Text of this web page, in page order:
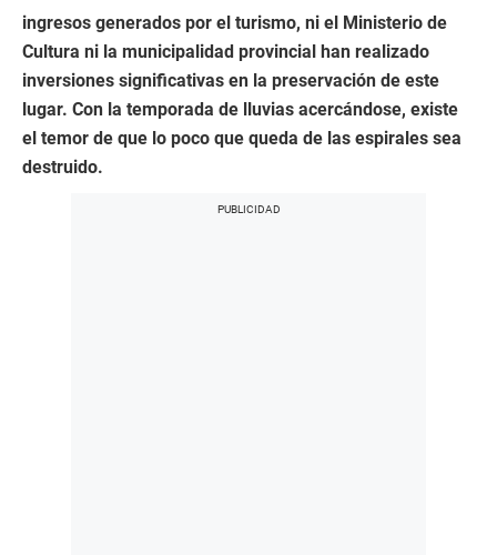
ingresos generados por el turismo, ni el Ministerio de
Cultura ni la municipalidad provincial han realizado
inversiones significativas en la preservación de este
lugar. Con la temporada de lluvias acercándose, existe
el temor de que lo poco que queda de las espirales sea
destruido.